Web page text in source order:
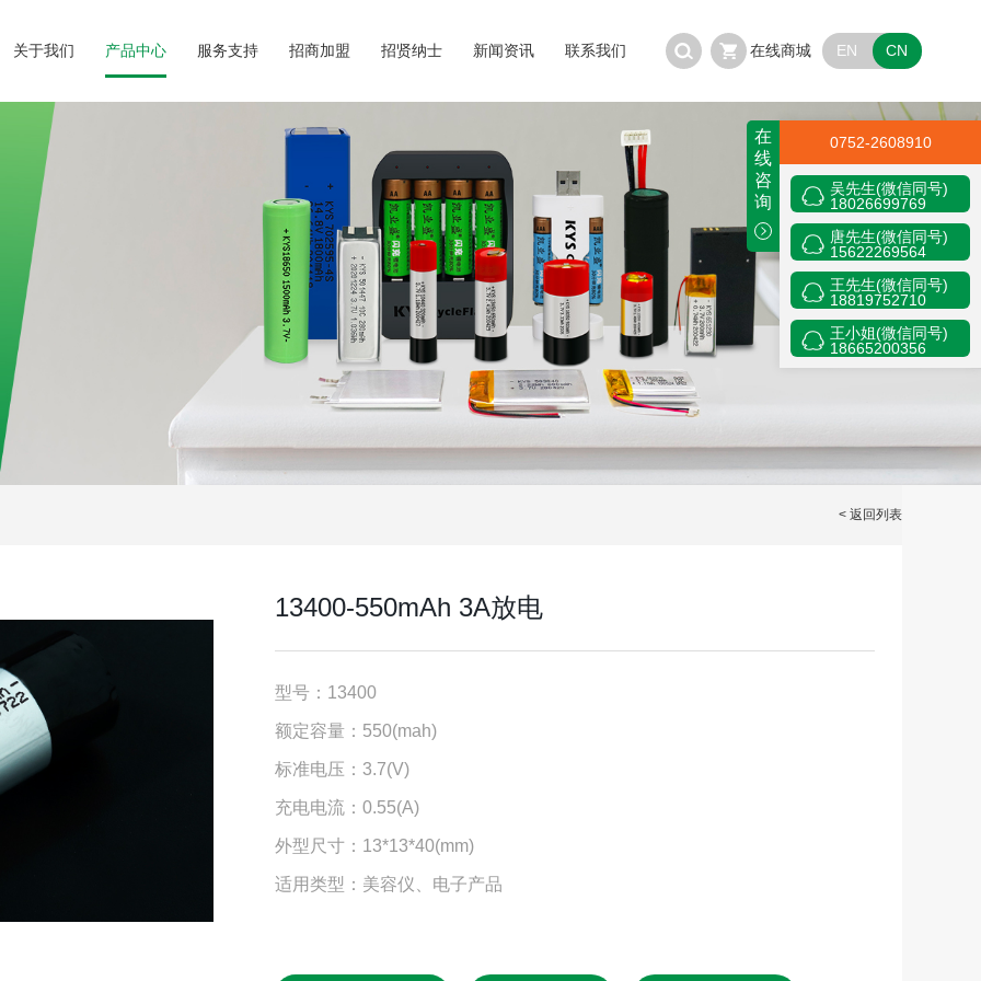
关于我们 产品中心 服务支持 招商加盟 招贤纳士 新闻资讯 联系我们 在线商城 EN CN
< 返回列表
13400-550mAh 3A放电
型号：13400
额定容量：550(mah)
标准电压：3.7(V)
充电电流：0.55(A)
外型尺寸：13*13*40(mm)
适用类型：美容仪、电子产品
在
线
咨
询
0752-2608910
吴先生(微信同号)
18026699769
唐先生(微信同号)
15622269564
王先生(微信同号)
18819752710
王小姐(微信同号)
18665200356